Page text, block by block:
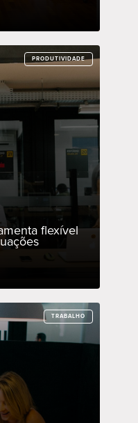
PRODUTIVIDADE
flexível
PRODUTIVIDADE
TRABALHO
TRABALHO